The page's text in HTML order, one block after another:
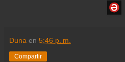
Duna en 5:46 p. m.
Compartir